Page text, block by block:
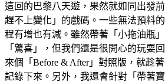
這回的巴黎八天遊，果然就如同出發
趕不上變化」的戲碼。一些無法預料
程有增也有減。雖然帶著「小拖油瓶
「驚喜」，但我們還是很開心的玩耍
來個「Before & After」對照版，就趁
記錄下來。另外，我還會針對「帶著